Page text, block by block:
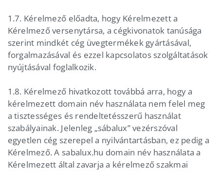
1.7. Kérelmező előadta, hogy Kérelmezett a
Kérelmező versenytársa, a cégkivonatok tanúsága
szerint mindkét cég üvegtermékek gyártásával,
forgalmazásával és ezzel kapcsolatos szolgáltatások
nyújtásával foglalkozik.
1.8. Kérelmező hivatkozott továbbá arra, hogy a
kérelmezett domain név használata nem felel meg
a tisztességes és rendeltetésszerű használat
szabályainak. Jelenleg „sábalux” vezérszóval
egyetlen cég szerepel a nyilvántartásban, ez pedig a
Kérelmező. A sabalux.hu domain név használata a
Kérelmezett által zavarja a kérelmező szakmai